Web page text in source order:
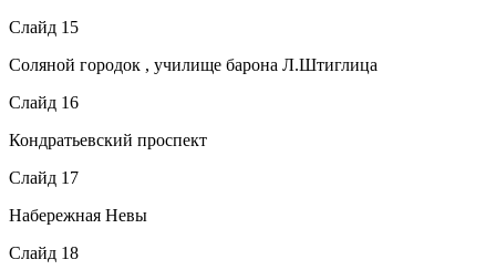
Слайд 15
Соляной городок , училище барона Л.Штиглица
Слайд 16
Кондратьевский проспект
Слайд 17
Набережная Невы
Слайд 18